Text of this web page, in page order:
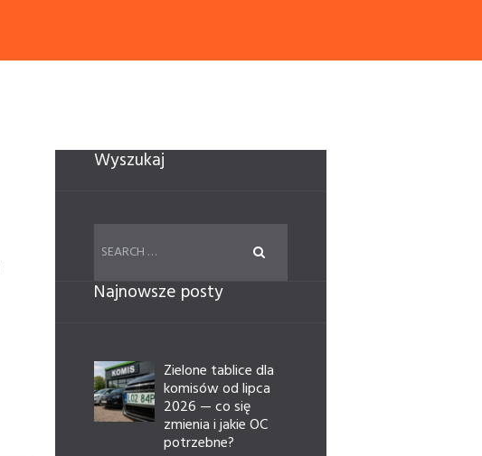
Wyszukaj
Najnowsze posty
Zielone tablice dla
komisów od lipca
2026 — co się
zmienia i jakie OC
potrzebne?